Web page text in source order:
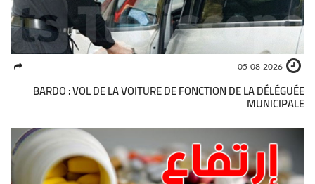
05-08-2026
BARDO : VOL DE LA VOITURE DE FONCTION DE LA DÉLÉGUÉE
MUNICIPALE